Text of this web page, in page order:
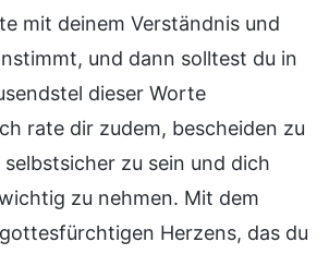
mit deinem Verständnis und
und dann solltest du in
dieser Worte
rate dir zudem, bescheiden zu
zu sein und dich
zu nehmen. Mit dem
Herzens, das du